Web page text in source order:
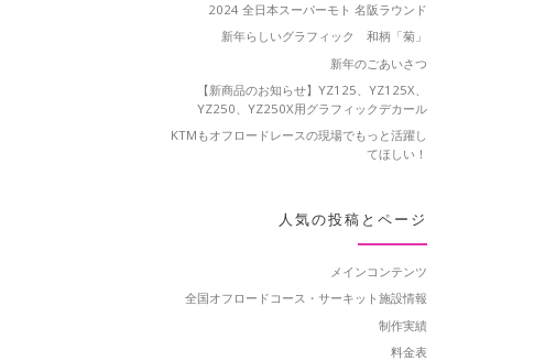
2024 全日本スーパーモト 名阪ラウンド
新年らしいグラフィック 和柄「菊」
新年のごあいさつ
【新商品のお知らせ】YZ125、YZ125X、
YZ250、YZ250X用グラフィックデカール
KTMもオフロードレースの現場でもっと活躍し
てほしい！
人気の投稿とページ
メインコンテンツ
全国オフロードコース・サーキット施設情報
制作実績
料金表